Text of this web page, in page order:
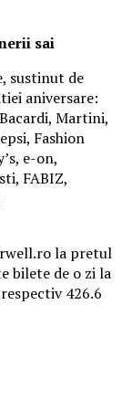
sai
sustinut de
aniversare:
Martini,
Fashion
e-on,
FABIZ,
la pretul
bilete de o zi la
426.6